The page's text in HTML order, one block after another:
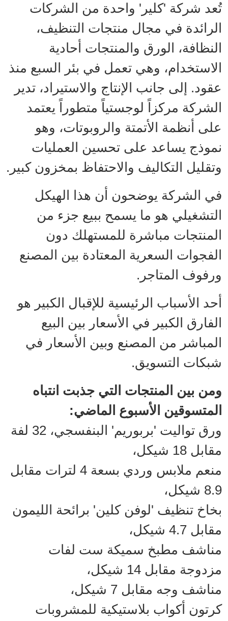
تُعد شركة 'كلير' واحدة من الشركات
الرائدة في مجال منتجات التنظيف،
النظافة، الورق والمنتجات أحادية
الاستخدام، وهي تعمل في بئر السبع منذ
عقود. إلى جانب الإنتاج والاستيراد، تدير
الشركة مركزاً لوجستياً متطوراً يعتمد
على أنظمة الأتمتة والروبوتات، وهو
نموذج يساعد على تحسين العمليات
وتقليل التكاليف والاحتفاظ بمخزون كبير.
في الشركة يوضحون أن هذا الهيكل
التشغيلي هو ما يسمح ببيع جزء من
المنتجات مباشرة للمستهلك دون
الفجوات السعرية المعتادة بين المصنع
ورفوف المتاجر.
أحد الأسباب الرئيسية للإقبال الكبير هو
الفارق الكبير في الأسعار بين البيع
المباشر من المصنع وبين الأسعار في
شبكات التسويق.
ومن بين المنتجات التي جذبت انتباه
المتسوقين الأسبوع الماضي:
ورق تواليت 'بربوريم' البنفسجي، 32 لفة
مقابل 18 شيكل،
منعم ملابس وردي بسعة 4 لترات مقابل
8.9 شيكل،
بخاخ تنظيف 'لوفن كلين' برائحة الليمون
مقابل 4.7 شيكل،
مناشف مطبخ سميكة ست لفات
مزدوجة مقابل 14 شيكل،
مناشف وجه مقابل 7 شيكل،
كرتون أكواب بلاستيكية للمشروبات